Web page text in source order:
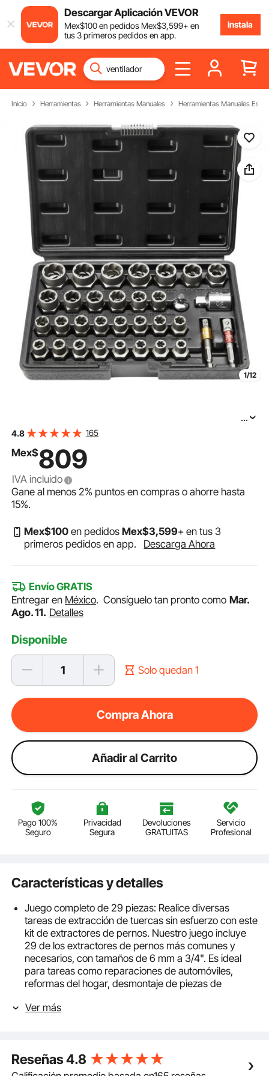
Descargar Aplicación VEVOR
Mex$100en pedidos Mex$3,599+ en
tus 3 primeros pedidos en app.
Instala
Inicio Herramientas Herramientas Manuales Herramientas Manuales
1/12
Juego de extractores de pernos VEVOR, 29 piezas, de 6
extracción de acero CR-MO y estuche para extraer
...
4.8 165
Mex$809
IVA incluido
Gane al menos2% puntos en compras o ahorre hasta
15%.
Mex$100 en pedidosMex$3,599+ en tus 3
primeros pedidos en app.
Descarga Ahora
Envío GRATIS
Entregar en México.Consíguelo tan pronto como Mar.
Ago. 11. Detalles
Disponible
Solo quedan 1
Compra Ahora
Añadir al Carrito
Pago 100%
Seguro
Privacidad
Segura
Devoluciones
GRATUITAS
Servicio
Profesional
Características y detalles
Juego completo de 29 piezas: Realice diversas
tareas de extracción de tuercas sin esfuerzo con este
kit de extractores de pernos. Nuestro juego incluye
29 de los extractores de pernos más comunes y
necesarios, con tamaños de 6 mm a 3/4". Es ideal
para tareas como reparaciones de automóviles,
reformas del hogar, desmontaje de piezas de
Compatibilidad versátil con herramientas: Nuestro
ajustables, trinquetes y llaves eléctricas. Puede
realizar tareas de desmontaje con las herramientas
Ver más
Reseñas4.8